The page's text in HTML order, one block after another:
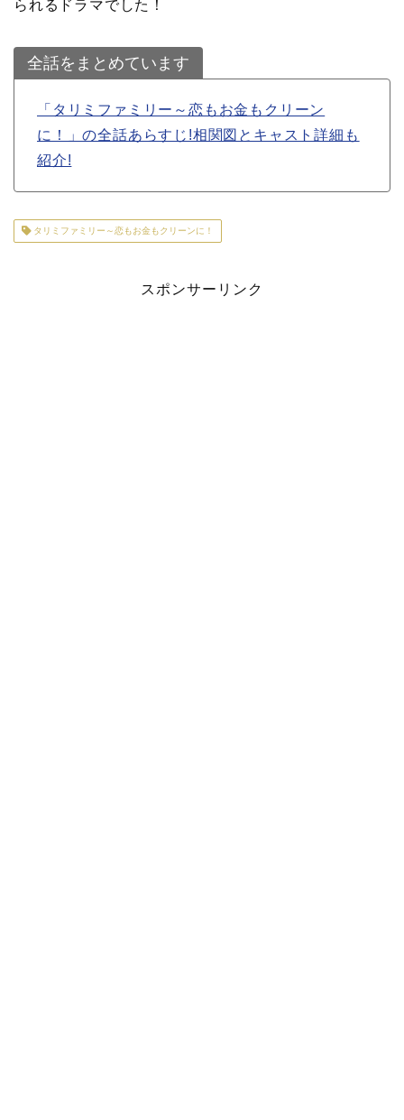
られるドラマでした！
全話をまとめています
「タリミファミリー～恋もお金もクリーン
に！」の全話あらすじ!相関図とキャスト詳細も
紹介!
タリミファミリー～恋もお金もクリーンに！
スポンサーリンク